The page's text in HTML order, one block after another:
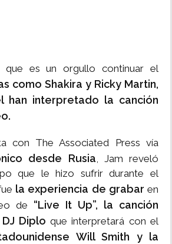
que es un orgullo continuar el
como Shakira y Ricky Martin,
han interpretado la canción
con The Associated Press vía
desde Rusia, Jam reveló
que le hizo sufrir durante el
la experiencia de grabar en
de “Live It Up”, la canción
Diplo que interpretará con el
Will Smith y la